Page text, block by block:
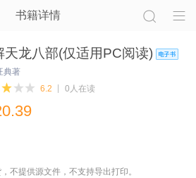
书籍详情
天龙八部(仅适用PC阅读)
典著
6.2
0人在读
不提供源文件，不支持导出打印。